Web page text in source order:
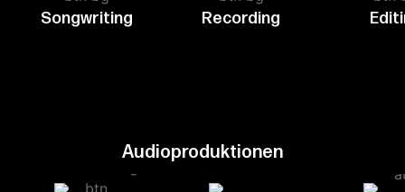
Songwriting Recording
Audioproduktionen